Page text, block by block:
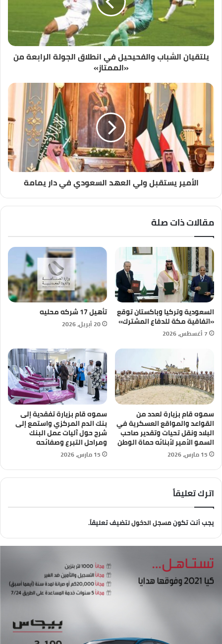
ت
ر
يلتقيان الشباب والفحيحيل في انطلاق الجولة الرابعة من
«الممتاز»
الأمير يستقبل ولي العهد السعودي في دار يمامة
مقالات ذات صلة
السعودية وتركيا وباكستان توقع
«اتفاقية مكة للدفاع المشترك»
7 أغسطس، 2026
تأهيل 17 شركه محليه
20 أبريل، 2026
سموه قام بزيارة لعدد من
القواعد والمواقع العسكرية في
البلاد ونقل تحيات وتقدير صاحب
السمو الأمير لأبنائه حماة الوطن
15 مارس، 2026
سموه قام بزيارة تفقدية إلى
بنك الدم المركزي واستمع إلى
شرح حول آليات عمل البنك
ومراحل التبرع وصفائحه
15 مارس، 2026
اترك تعليقاً
يجب أنت تكونمسجل الدخوللتضيف تعليقاً.